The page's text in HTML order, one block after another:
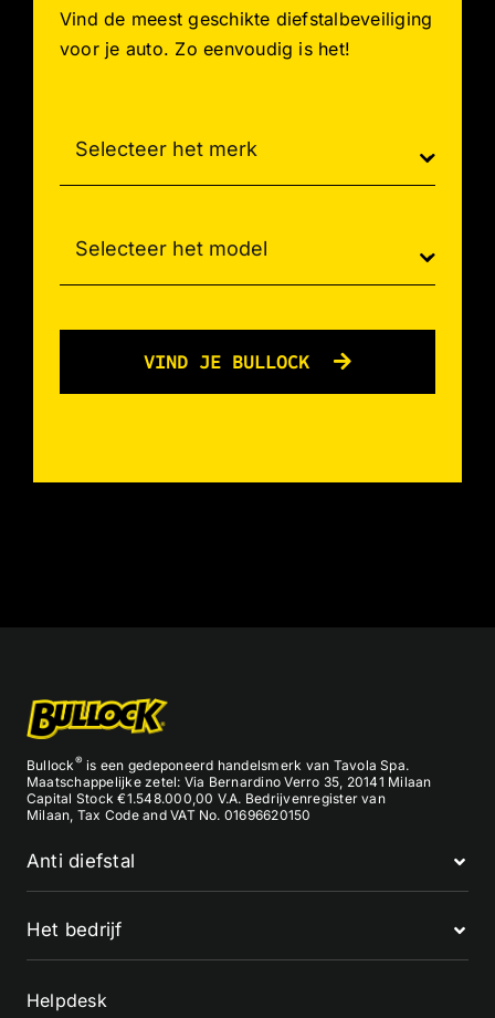
Vind de meest geschikte diefstalbeveiliging
voor je auto. Zo eenvoudig is het!
VIND JE BULLOCK
Bullock®is een gedeponeerd handelsmerk van Tavola Spa.
Maatschappelijke zetel: Via Bernardino Verro 35, 20141 Milaan
Capital Stock €1.548.000,00 V.A. Bedrijvenregister van
Milaan, Tax Code and VAT No. 01696620150
Anti diefstal
Het bedrijf
Helpdesk